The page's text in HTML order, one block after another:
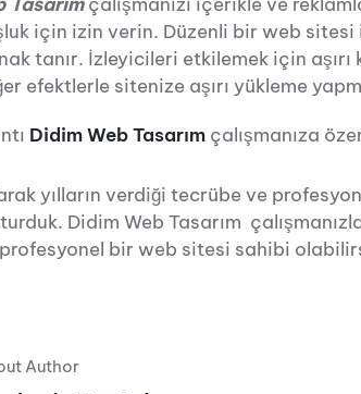
için izin verin. Düzenli bir web sitesi
tanır. İzleyicileri etkilemek için aşırı
efektlerle sitenize aşırı yükleme
Didim Web Tasarım çalışmanıza
yılların verdiği tecrübe ve
Didim Web Tasarım
bir web sitesi sahibi
Author